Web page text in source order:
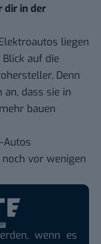
dir in der
liegen
auf die
Denn
dass sie in
bauen
Autos
vor wenigen
wenn es